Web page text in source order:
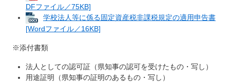
DFファイル／75KB]
学校法人等に係る固定資産税非課税規定の適用申告書
[Wordファイル／16KB]
※添付書類
法人としての認可証（県知事の認可を受けたもの・写し）
用途証明（県知事の証明のあるもの・写し）